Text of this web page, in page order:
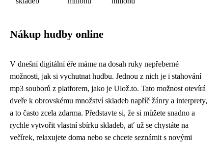
Nákup hudby online
V dnešní digitální éře máme na dosah ruky nepřeberné
možnosti, jak si vychutnat hudbu. Jednou z nich je i stahování
mp3 souborů z platforem, jako je Ulož.to. Tato možnost otevírá
dveře k obrovskému množství skladeb napříč žánry a interprety,
a to často zcela zdarma. Představte si, že si můžete snadno a
rychle vytvořit vlastní sbírku skladeb, ať už se chystáte na
večírek, relaxujete doma nebo se chcete seznámit s novými